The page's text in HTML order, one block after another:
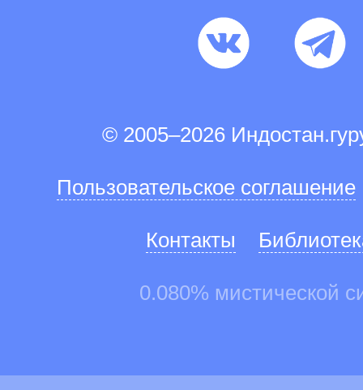
© 2005–2026
Пользовательское соглашение
Контакты
0.080% мистической